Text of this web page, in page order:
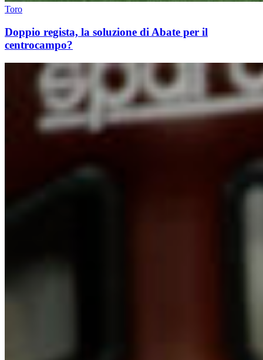
Toro
Doppio regista, la soluzione di Abate per il
centrocampo?